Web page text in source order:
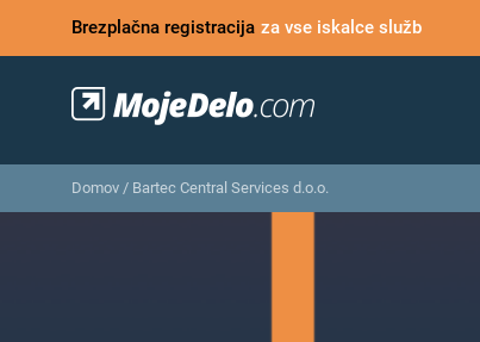
Brezplačna registracija za vse iskalce služb
Domov / Bartec Central Services d.o.o.